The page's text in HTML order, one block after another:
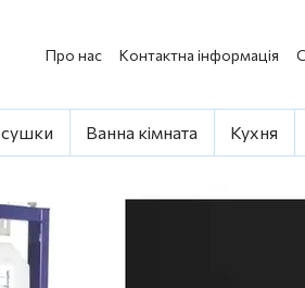
Про нас Контактна інформація
Ванна кімната Кухня